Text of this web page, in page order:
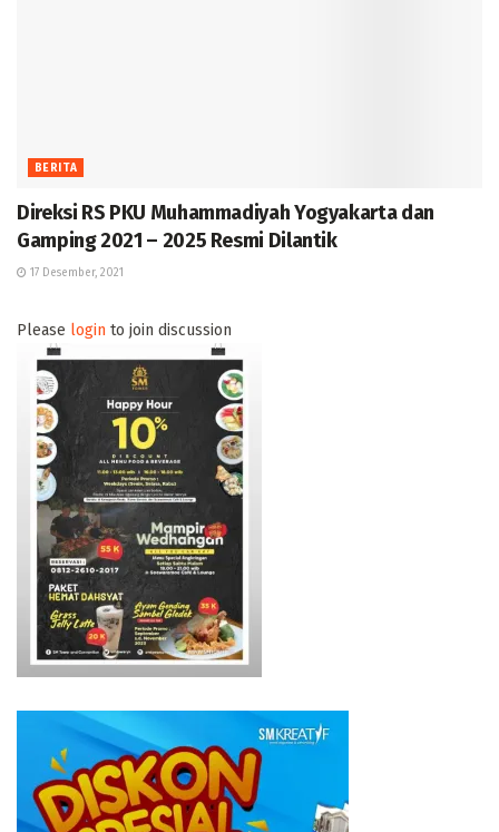
BERITA
Direksi RS PKU Muhammadiyah Yogyakarta dan
Gamping 2021 – 2025 Resmi Dilantik
17 Desember, 2021
Please login to join discussion